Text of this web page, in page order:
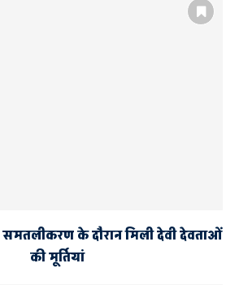
के दौरान मिली देवी देवताओं
की मूर्तियां